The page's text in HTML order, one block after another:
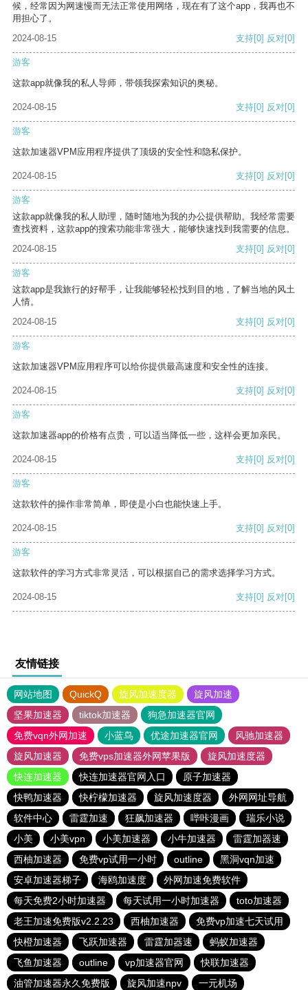
候，经常因为网速慢而无法正常使用网络，现在有了这个app，我再也不
用担心了。
2024-08-15
支持[0] 反对[0]
游客
这款app就像我的私人导师，带领我探索知识的奥秘。
2024-08-15 支持[0] 反对[0]
游客
这款加速器VPM应用程序提供了顶级的安全性和隐私保护。
2024-08-15 支持[0] 反对[0]
游客
这款app就像我的私人助理，随时随地为我的办公提供帮助。我经常需要
查找资料，这款app的搜索功能非常强大，能够快速找到我需要的信息。
2024-08-15
支持[0] 反对[0]
游客
这款app是我旅行的好帮手，让我能够轻松找到目的地，了解当地的风土
人情。
2024-08-15
支持[0] 反对[0]
游客
这款加速器VPM应用程序可以给你提供最高速度和安全性的连接。
2024-08-15 支持[0] 反对[0]
游客
这款加速器app的价格有点贵，可以适当降低一些，这样会更加亲民。
2024-08-15 支持[0] 反对[0]
游客
这款软件的操作非常简单，即使是小白也能快速上手。
2024-08-15 支持[0] 反对[0]
游客
这款软件的学习方式非常灵活，可以根据自己的需求选择学习方式。
2024-08-15 支持[0] 反对[0]
友情链接
网站地图 QuickQ 旋风加速度器
旋风加速
坚果加速器
tiktok加速器
狗急加速器官网
免费vqn外网加速
小蓝鸟 优途加速器官网
风驰加速器
旋风加速器
免费vps加速器外网苹果版
旋风加速度器
快连加速器
快连加速器官网入口
原子加速器
快鸭加速器
快柠檬加速器 旋风加速度器
外网网址导航
软件中心
雷霆加速 狂飙加速器 哔咔漫画
瑞乐小说
小美
小美vpn 小美加速器 小牛加速器
雷霆加器速
西柚加速器
免费vp试用一小时 outline
黑洞vqn加速
安卓加速器梯子
海鸥加速度
外网加速免费软件
每天免费2小时加速器
每天试用一小时加速器
toto加速器
老王加速免费版v2.2.23
西柚加速器
免费vp加速七天试用
快橙加速器
飞跃加速器 雷霆加器速
蚂蚁加速器
飞鱼加速器
outline vp加速器官网
快联加速器
油管加速器永久免费版
旋风加速npv 一元机场